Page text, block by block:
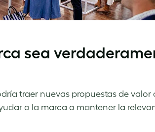
sea
traer nuevas propuestas de valor
a la marca a mantener la